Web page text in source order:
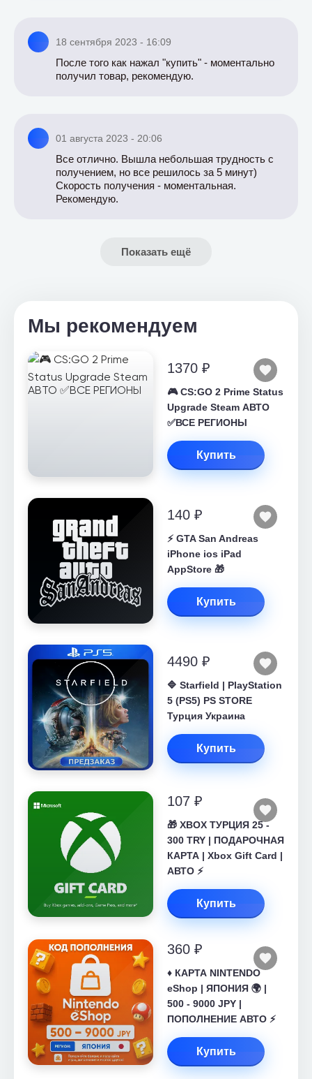
18 сентября 2023 - 16:09
После того как нажал "купить" - моментально
получил товар, рекомендую.
01 августа 2023 - 20:06
Все отлично. Вышла небольшая трудность с
получением, но все решилось за 5 минут)
Скорость получения - моментальная.
Рекомендую.
Показать ещё
Мы рекомендуем
1370 ₽
🎮 CS:GO 2 Prime Status
Upgrade Steam АВТО
✅ВСЕ РЕГИОНЫ
Купить
140 ₽
⚡️ GTA San Andreas
iPhone ios iPad
AppStore 🎁
Купить
4490 ₽
🔷 Starfield | PlayStation
5 (PS5) PS STORE
Турция Украина
Купить
107 ₽
🎁 XBOX ТУРЦИЯ 25 -
300 TRY | ПОДАРОЧНАЯ
КАРТА | Xbox Gift Card |
АВТО ⚡
Купить
360 ₽
♦️ КАРТА NINTENDO
eShop | ЯПОНИЯ 🌍 |
500 - 9000 JPY |
ПОПОЛНЕНИЕ АВТО ⚡
Купить